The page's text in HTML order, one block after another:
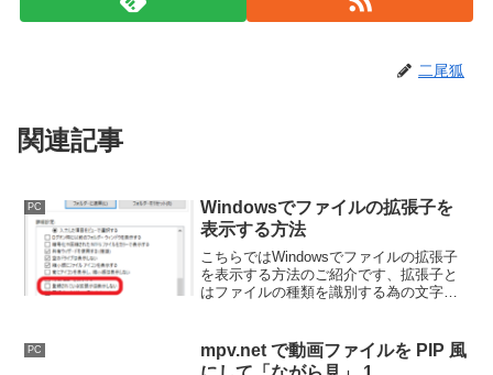
二尾狐
関連記事
PC
Windowsでファイルの拡張子を
表示する方法
こちらではWindowsでファイルの拡張子
を表示する方法のご紹介です、拡張子と
はファイルの種類を識別する為の文字列
す、そんな拡張子を表示して確認出来る
様にしてみましょう。
PC
mpv.net で動画ファイルを PIP 風